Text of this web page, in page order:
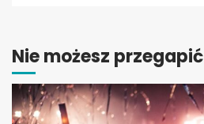
Nie możesz przegapić